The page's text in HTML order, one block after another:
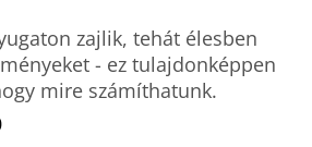
zajlik, tehát élesben
- ez tulajdonképpen